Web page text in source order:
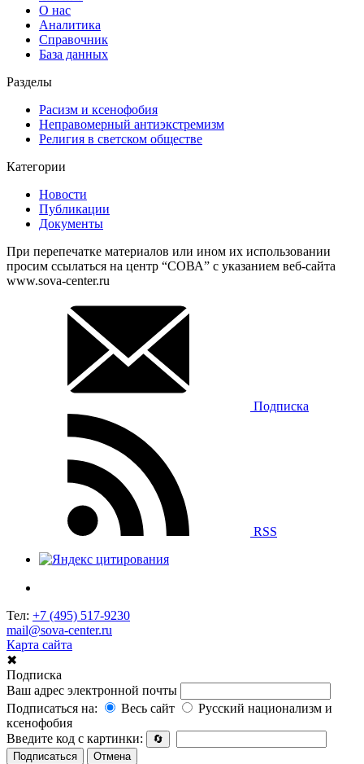
О нас
Аналитика
Справочник
База данных
Разделы
Расизм и ксенофобия
Неправомерный антиэкстремизм
Религия в светском обществе
Категории
Новости
Публикации
Документы
При перепечатке материалов или ином их использовании
просим ссылаться на центр “СОВА” с указанием веб-сайта
www.sova-center.ru
Подписка
RSS
Тел: +7 (495) 517-9230
mail@sova-center.ru
Карта сайта
✖
Подписка
Ваш адрес электронной почты
Подписаться на:
Весь сайт
Русский национализм и
ксенофобия
Введите код с картинки:
🔄
Подписаться
Отмена